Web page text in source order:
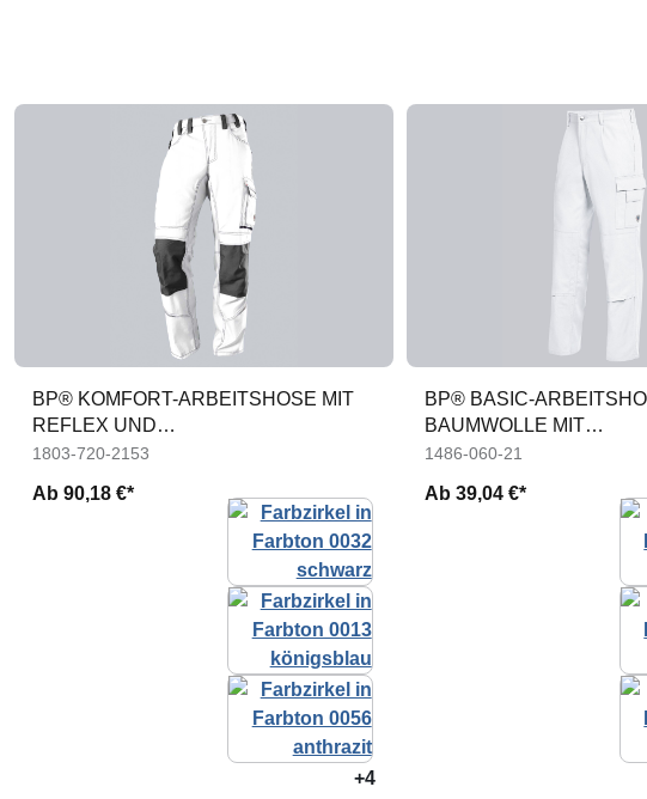
BP® KOMFORT-ARBEITSHOSE MIT
REFLEX UND
KNIEPOLSTERTASCHEN
1803-720-2153
Ab 90,18 €*
+4
BP® BASIC-
BAUMWOLLE MIT
1486-060-21
Ab 39,04 €*